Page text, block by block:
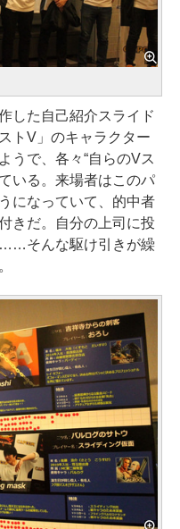
した自己紹介スライド
トV」のキャラクター
うで、各々“自らのVス
いる。来場者はこのパ
になっていて、的中者
きだ。自分の上司に投
そんな駆け引きが繰